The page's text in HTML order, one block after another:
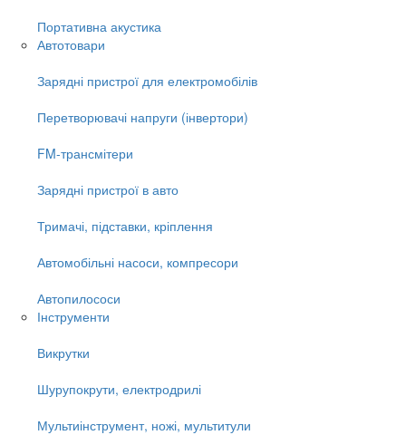
Портативна акустика
Автотовари
Зарядні пристрої для електромобілів
Перетворювачі напруги (інвертори)
FM-трансмітери
Зарядні пристрої в авто
Тримачі, підставки, кріплення
Автомобільні насоси, компресори
Автопилососи
Інструменти
Викрутки
Шурупокрути, електродрилі
Мультиінструмент, ножі, мультитули